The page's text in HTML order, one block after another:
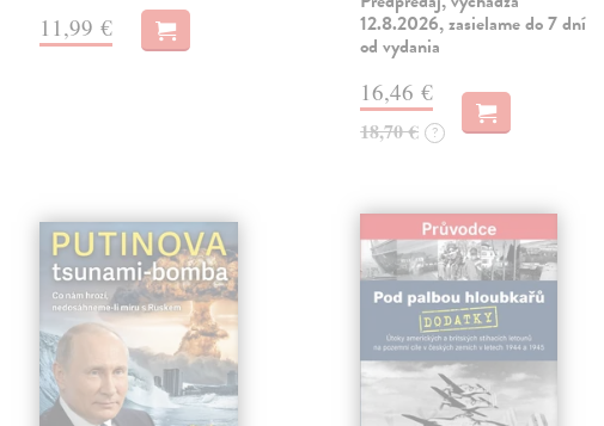
11,99 € 12.8.2026, zasielame do 7 dní
od vydania
16,46 €
18,70 € ?